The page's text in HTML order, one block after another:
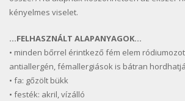
kényelmes viselet.
…FELHASZNÁLT ALAPANYAGOK…
• minden bőrrel érintkező fém elem
antiallergén, fémallergiások is bátran
• fa: gőzölt bükk
• festék: akril, vízálló